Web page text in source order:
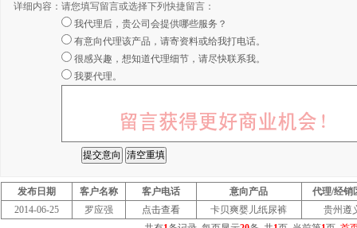
详细内容： 请您填写留言或选择下列快捷留言：
我代理后，贵公司会提供哪些服务？
有意向代理该产品，请寄资料或给我打电话。
很感兴趣，想知道代理细节，请尽快联系我。
我要代理。
发布日期 客户名称 客户电话 意向产品
代理/经销
2014-06-25
罗应强 点击查看 卡贝爽婴儿纸尿裤
贵州遵